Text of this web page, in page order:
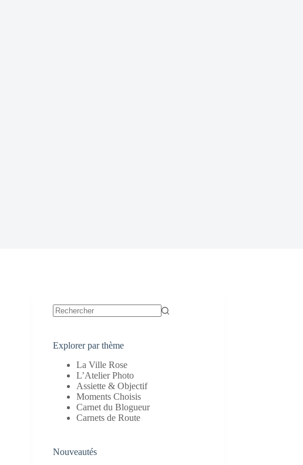
Explorer par thème
La Ville Rose
L’Atelier Photo
Assiette & Objectif
Moments Choisis
Carnet du Blogueur
Carnets de Route
Nouveautés